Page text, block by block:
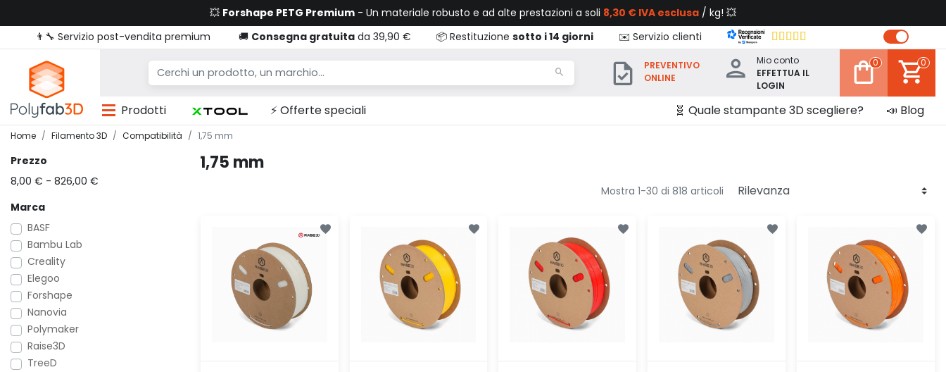
💥 Forshape PETG Premium - Un materiale robusto e ad alte prestazioni a soli 8,30 € IVA esclusa / kg! 💥
👨‍🔧 Servizio post-vendita premium
🚚 Consegna gratuitada 39,90 € 📦 Restituzione sotto i 14 giorni ✉️ Servizio clienti
PREVENTIVO
ONLINE
Mio conto
EFFETTUA IL
LOGIN
0 0
Prodotti ⚡ Offerte speciali 🧬 Quale stampante 3D scegliere? 📣 Blog
Home Filamento 3D Compatibilità 1,75 mm
Prezzo
8,00 € - 826,00 €
Marca
BASF
Bambu Lab
Creality
Elegoo
Forshape
Nanovia
Polymaker
Raise3D
TreeD
1,75 mm
Mostra 1-30 di 818 articoli